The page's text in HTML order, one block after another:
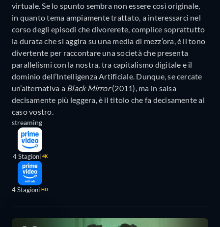
virtuale. Se lo spunto sembra non essere così originale,
in quanto tema ampiamente trattato, a interessarci nel
corso degli episodi che divorerete, complice soprattutto
la durata che si aggira su una media di mezz’ora, è il tono
divertente per raccontare una società che presenta
parallelismi con la nostra, tra capitalismo digitale e il
dominio dell’Intelligenza Artificiale. Dunque, se cercate
un’alternativa aBlack Mirror(2011), ma in salsa
decisamente più leggera, è il titolo che fa decisamente al
caso vostro.
streaming
4 Stagioni 4K
4 Stagioni HD